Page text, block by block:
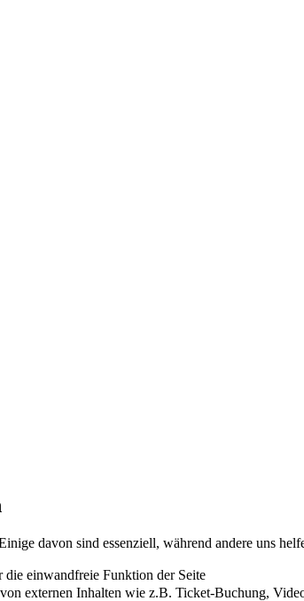
davon sind essenziell, während andere uns
einwandfreie Funktion der Seite
externen Inhalten wie z.B. Ticket-Buchung,